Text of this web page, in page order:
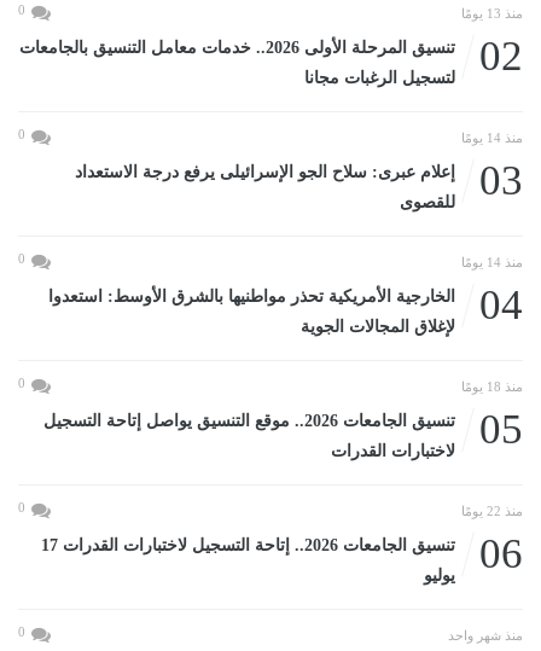
منذ 13 يومًا 0
02
تنسيق المرحلة الأولى 2026.. خدمات معامل التنسيق بالجامعات
لتسجيل الرغبات مجانا
منذ 14 يومًا 0
03
إعلام عبرى: سلاح الجو الإسرائيلى يرفع درجة الاستعداد
للقصوى
منذ 14 يومًا 0
04
الخارجية الأمريكية تحذر مواطنيها بالشرق الأوسط: استعدوا
لإغلاق المجالات الجوية
منذ 18 يومًا 0
05
تنسيق الجامعات 2026.. موقع التنسيق يواصل إتاحة التسجيل
لاختبارات القدرات
منذ 22 يومًا 0
06
تنسيق الجامعات 2026.. إتاحة التسجيل لاختبارات القدرات 17
يوليو
منذ شهر واحد 0